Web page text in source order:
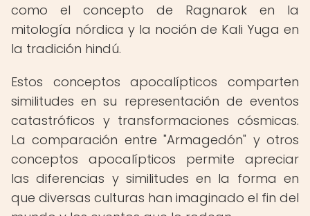
como el concepto de Ragnarok en la
mitología nórdica y la noción de Kali Yuga en
la tradición hindú.
Estos conceptos apocalípticos comparten
similitudes en su representación de eventos
catastróficos y transformaciones cósmicas.
La comparación entre "Armagedón" y otros
conceptos apocalípticos permite apreciar
las diferencias y similitudes en la forma en
que diversas culturas han imaginado el fin del